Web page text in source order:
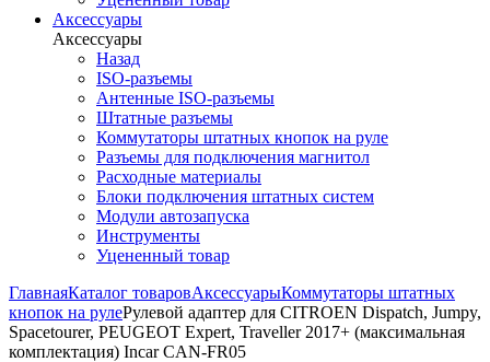
Аксессуары
Аксессуары
Назад
ISO-разъемы
Антенные ISO-разъемы
Штатные разъемы
Коммутаторы штатных кнопок на руле
Разъемы для подключения магнитол
Расходные материалы
Блоки подключения штатных систем
Модули автозапуска
Инструменты
Уцененный товар
ГлавнаяКаталог товаровАксессуарыКоммутаторы штатных
кнопок на рулеРулевой адаптер для CITROEN Dispatch, Jumpy,
Spacetourer, PEUGEOT Expert, Traveller 2017+ (максимальная
комплектация) Incar CAN-FR05